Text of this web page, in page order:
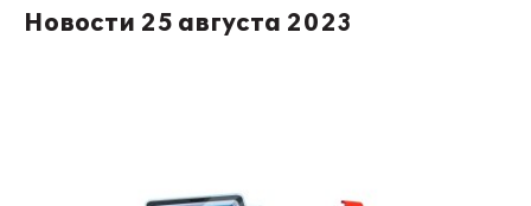
Новости 25 августа 2023